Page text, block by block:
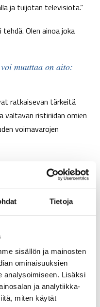
Tietoja
sisällön ja mainosten
ominaisuuksien
analysoimiseen. Lisäksi
ja analytiikka-
miten käytät
ja tuijotan televisiota.”
Olen ainoa joka
muuttaa on aito:
ratkaisevan tärkeitä
valtavan ristiriidan omien
voimavarojen
uupumuksen
ja tunnustaminen
tärkeitä.
kieltämään,
kokemusta
(lähde: Britt-Mari
Integrative Career